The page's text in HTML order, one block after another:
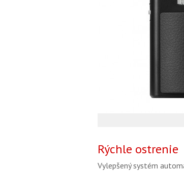
Rýchle ostrenie
Vylepšený systém